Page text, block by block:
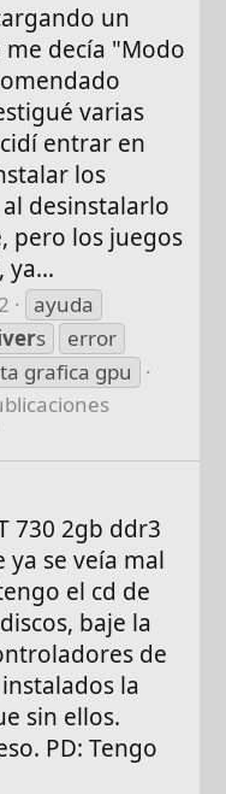
un
decía "Modo
varias
entrar en
los
desinstalarlo
pero los juegos
ya...
ayuda
s
error
grafica gpu
730 2gb ddr3
ya se veía mal
el cd de
baje la
de
la
sin ellos.
PD: Tengo